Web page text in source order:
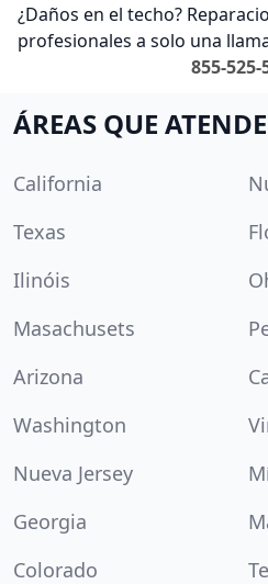
¿Daños en el techo?
profesionales a solo una
855-525-
ÁREAS QUE
California
Texas
Ilinóis
Masachusets
Arizona
Washington
Nueva Jersey
Georgia
Colorado